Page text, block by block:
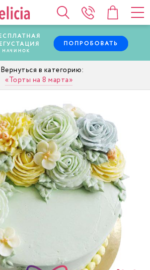
НАЧИНОК
ПОПРОБОВАТЬ
Торты на 8 марта